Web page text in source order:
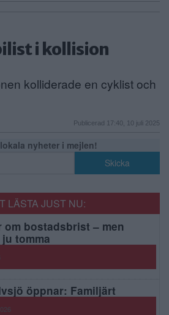
i kollision
kolliderade en cyklist och
Publicerad 17:40, 10 juli 2025
nyheter i mejlen!
LÄSTA JUST NU:
om bostadsbrist – men
tomma
öppnar: Familjärt